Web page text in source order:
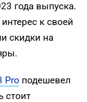
года выпуска.
к своей
скидки на
Pro подешевел
стоит